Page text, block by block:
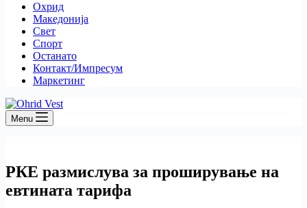
Охрид
Македонија
Свет
Спорт
Останато
Контакт/Импресум
Маркетинг
Menu
РКЕ размислува за проширување на
евтината тарифа